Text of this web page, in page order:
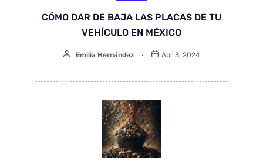
CÓMO DAR DE BAJA LAS PLACAS DE TU
VEHÍCULO EN MÉXICO
Emilia Hernández Abr 3, 2024